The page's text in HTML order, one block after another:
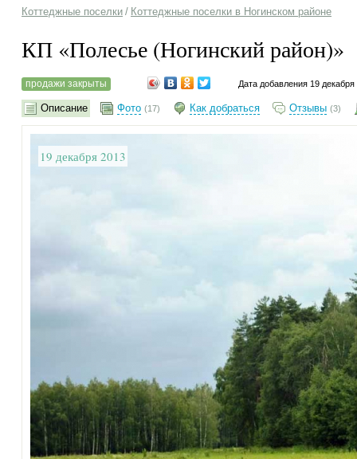
Коттеджные поселки / Коттеджные поселки в Ногинском районе
КП «Полесье (Ногинский район)»
продажи закрыты Дата добавления 19 декабря
Описание Фото (17) Как добраться Отзывы (3)
19 декабря 2013